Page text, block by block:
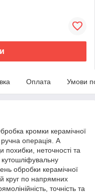
Оплата Умови
кромки керамічної
операція. А
похибки, неточності та
обробки керамічної
круг по напрямних
точність та